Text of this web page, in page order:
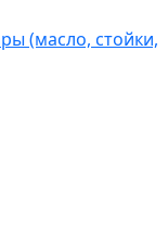
(масло, стойки,